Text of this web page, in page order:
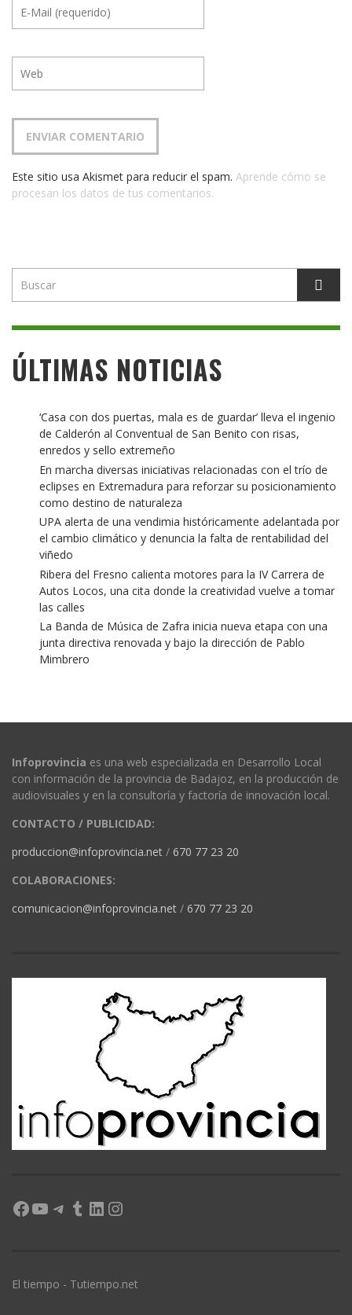
Este sitio usa Akismet para reducir el spam. Aprende cómo se
procesan los datos de tus comentarios.
ÚLTIMAS NOTICIAS
‘Casa con dos puertas, mala es de guardar’ lleva el ingenio
de Calderón al Conventual de San Benito con risas,
enredos y sello extremeño
En marcha diversas iniciativas relacionadas con el trío de
eclipses en Extremadura para reforzar su posicionamiento
como destino de naturaleza
UPA alerta de una vendimia históricamente adelantada por
el cambio climático y denuncia la falta de rentabilidad del
viñedo
Ribera del Fresno calienta motores para la IV Carrera de
Autos Locos, una cita donde la creatividad vuelve a tomar
las calles
La Banda de Música de Zafra inicia nueva etapa con una
junta directiva renovada y bajo la dirección de Pablo
Mimbrero
Infoprovincia es una web especializada en Desarrollo Local
con información de la provincia de Badajoz, en la producción de
audiovisuales y en la consultoría y factoría de innovación local.
CONTACTO / PUBLICIDAD:
produccion@infoprovincia.net / 670 77 23 20
COLABORACIONES:
comunicacion@infoprovincia.net / 670 77 23 20
Facebook
YouTube
Telegram
Tumblr
LinkedIn
Instagram
El tiempo - Tutiempo.net